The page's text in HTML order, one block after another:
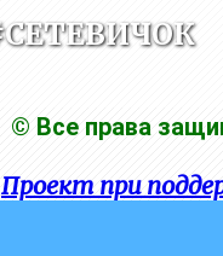
© Все права
Проект при